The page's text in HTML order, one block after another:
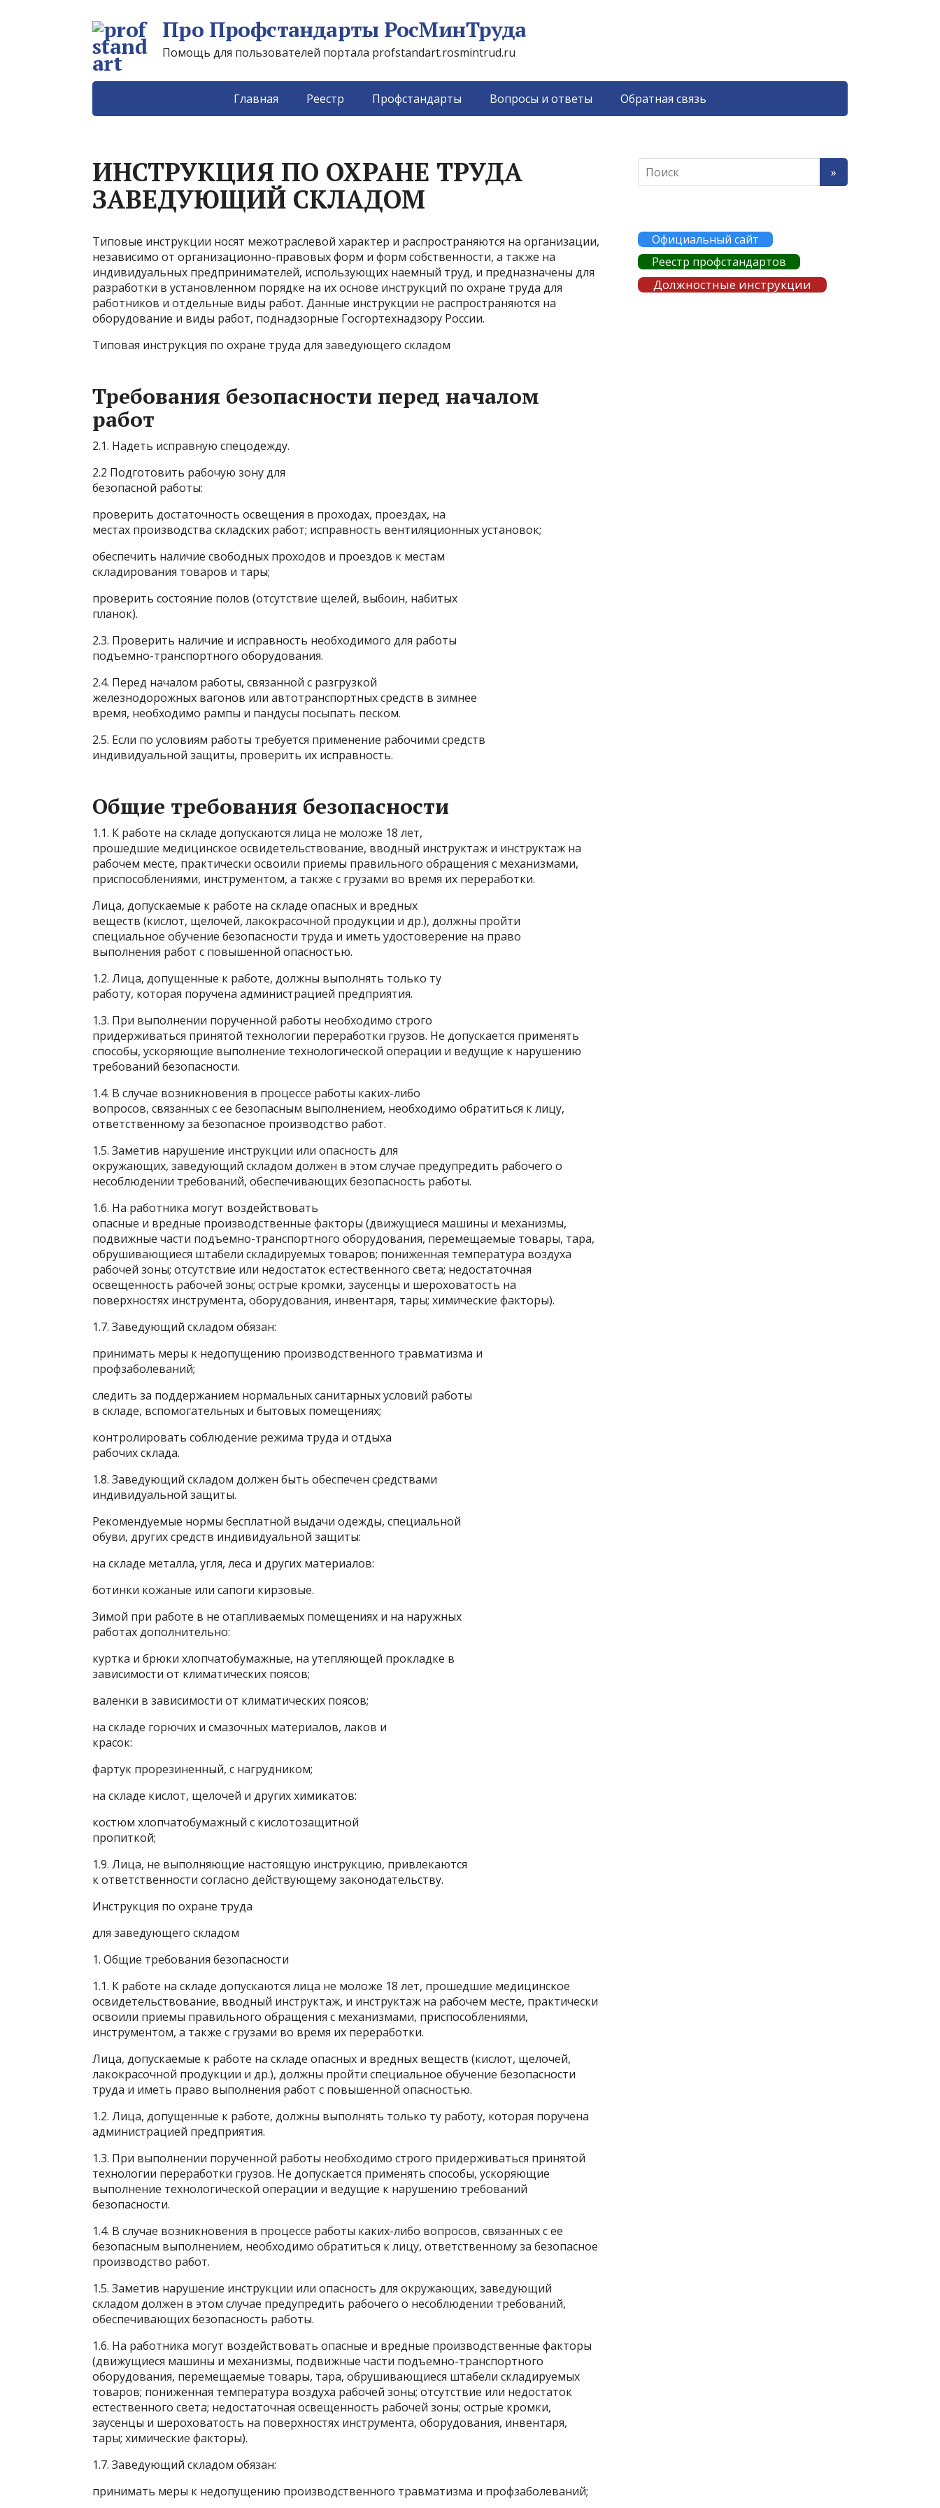
Про Профстандарты РосМинТруда
Помощь для пользователей портала profstandart.rosmintrud.ru
Главная Реестр Профстандарты Вопросы и ответы Обратная связь
ИНСТРУКЦИЯ ПО ОХРАНЕ ТРУДА
ЗАВЕДУЮЩИЙ СКЛАДОМ
Типовые инструкции носят межотраслевой характер и распространяются на организации,
независимо от организационно-правовых форм и форм собственности, а также на
индивидуальных предпринимателей, использующих наемный труд, и предназначены для
разработки в установленном порядке на их основе инструкций по охране труда для
работников и отдельные виды работ. Данные инструкции не распространяются на
оборудование и виды работ, поднадзорные Госгортехнадзору России.
Типовая инструкция по охране труда для заведующего складом
Требования безопасности перед началом
работ
2.1. Надеть исправную спецодежду.
2.2 Подготовить рабочую зону для
безопасной работы:
проверить достаточность освещения в проходах, проездах, на
местах производства складских работ; исправность вентиляционных установок;
обеспечить наличие свободных проходов и проездов к местам
складирования товаров и тары;
проверить состояние полов (отсутствие щелей, выбоин, набитых
планок).
2.3. Проверить наличие и исправность необходимого для работы
подъемно-транспортного оборудования.
2.4. Перед началом работы, связанной с разгрузкой
железнодорожных вагонов или автотранспортных средств в зимнее
время, необходимо рампы и пандусы посыпать песком.
2.5. Если по условиям работы требуется применение рабочими средств
индивидуальной защиты, проверить их исправность.
Общие требования безопасности
1.1. К работе на складе допускаются лица не моложе 18 лет,
прошедшие медицинское освидетельствование, вводный инструктаж и инструктаж на
рабочем месте, практически освоили приемы правильного обращения с механизмами,
приспособлениями, инструментом, а также с грузами во время их переработки.
Лица, допускаемые к работе на складе опасных и вредных
веществ (кислот, щелочей, лакокрасочной продукции и др.), должны пройти
специальное обучение безопасности труда и иметь удостоверение на право
выполнения работ с повышенной опасностью.
1.2. Лица, допущенные к работе, должны выполнять только ту
работу, которая поручена администрацией предприятия.
1.3. При выполнении порученной работы необходимо строго
придерживаться принятой технологии переработки грузов. Не допускается применять
способы, ускоряющие выполнение технологической операции и ведущие к нарушению
требований безопасности.
1.4. В случае возникновения в процессе работы каких-либо
вопросов, связанных с ее безопасным выполнением, необходимо обратиться к лицу,
ответственному за безопасное производство работ.
1.5. Заметив нарушение инструкции или опасность для
окружающих, заведующий складом должен в этом случае предупредить рабочего о
несоблюдении требований, обеспечивающих безопасность работы.
1.6. На работника могут воздействовать
опасные и вредные производственные факторы (движущиеся машины и механизмы,
подвижные части подъемно-транспортного оборудования, перемещаемые товары, тара,
обрушивающиеся штабели складируемых товаров; пониженная температура воздуха
рабочей зоны; отсутствие или недостаток естественного света; недостаточная
освещенность рабочей зоны; острые кромки, заусенцы и шероховатость на
поверхностях инструмента, оборудования, инвентаря, тары; химические факторы).
1.7. Заведующий складом обязан:
принимать меры к недопущению производственного травматизма и
профзаболеваний;
следить за поддержанием нормальных санитарных условий работы
в складе, вспомогательных и бытовых помещениях;
контролировать соблюдение режима труда и отдыха
рабочих склада.
1.8. Заведующий складом должен быть обеспечен средствами
индивидуальной защиты.
Рекомендуемые нормы бесплатной выдачи одежды, специальной
обуви, других средств индивидуальной защиты:
на складе металла, угля, леса и других материалов:
ботинки кожаные или сапоги кирзовые.
Зимой при работе в не отапливаемых помещениях и на наружных
работах дополнительно:
куртка и брюки хлопчатобумажные, на утепляющей прокладке в
зависимости от климатических поясов;
валенки в зависимости от климатических поясов;
на складе горючих и смазочных материалов, лаков и
красок:
фартук прорезиненный, с нагрудником;
на складе кислот, щелочей и других химикатов:
костюм хлопчатобумажный с кислотозащитной
пропиткой;
1.9. Лица, не выполняющие настоящую инструкцию, привлекаются
к ответственности согласно действующему законодательству.
Инструкция по охране труда
для заведующего складом
1. Общие требования безопасности
1.1. К работе на складе допускаются лица не моложе 18 лет, прошедшие медицинское
освидетельствование, вводный инструктаж, и инструктаж на рабочем месте, практически
освоили приемы правильного обращения с механизмами, приспособлениями,
инструментом, а также с грузами во время их переработки.
Лица, допускаемые к работе на складе опасных и вредных веществ (кислот, щелочей,
лакокрасочной продукции и др.), должны пройти специальное обучение безопасности
труда и иметь право выполнения работ с повышенной опасностью.
1.2. Лица, допущенные к работе, должны выполнять только ту работу, которая поручена
администрацией предприятия.
1.3. При выполнении порученной работы необходимо строго придерживаться принятой
технологии переработки грузов. Не допускается применять способы, ускоряющие
выполнение технологической операции и ведущие к нарушению требований
безопасности.
1.4. В случае возникновения в процессе работы каких-либо вопросов, связанных с ее
безопасным выполнением, необходимо обратиться к лицу, ответственному за безопасное
производство работ.
1.5. Заметив нарушение инструкции или опасность для окружающих, заведующий
складом должен в этом случае предупредить рабочего о несоблюдении требований,
обеспечивающих безопасность работы.
1.6. На работника могут воздействовать опасные и вредные производственные факторы
(движущиеся машины и механизмы, подвижные части подъемно-транспортного
оборудования, перемещаемые товары, тара, обрушивающиеся штабели складируемых
товаров; пониженная температура воздуха рабочей зоны; отсутствие или недостаток
естественного света; недостаточная освещенность рабочей зоны; острые кромки,
заусенцы и шероховатость на поверхностях инструмента, оборудования, инвентаря,
тары; химические факторы).
1.7. Заведующий складом обязан:
принимать меры к недопущению производственного травматизма и профзаболеваний;
Официальный сайт
Реестр профстандартов
Должностные инструкции